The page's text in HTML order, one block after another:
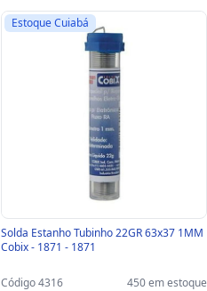
Estoque Cuiabá
Solda Estanho Tubinho 22GR 63x37 1MM
Cobix - 1871 - 1871
Código 4316 450 em estoque